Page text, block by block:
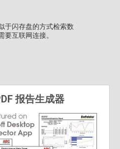
于闪存盘的方式检索数
要互联网连接。
报告生成器